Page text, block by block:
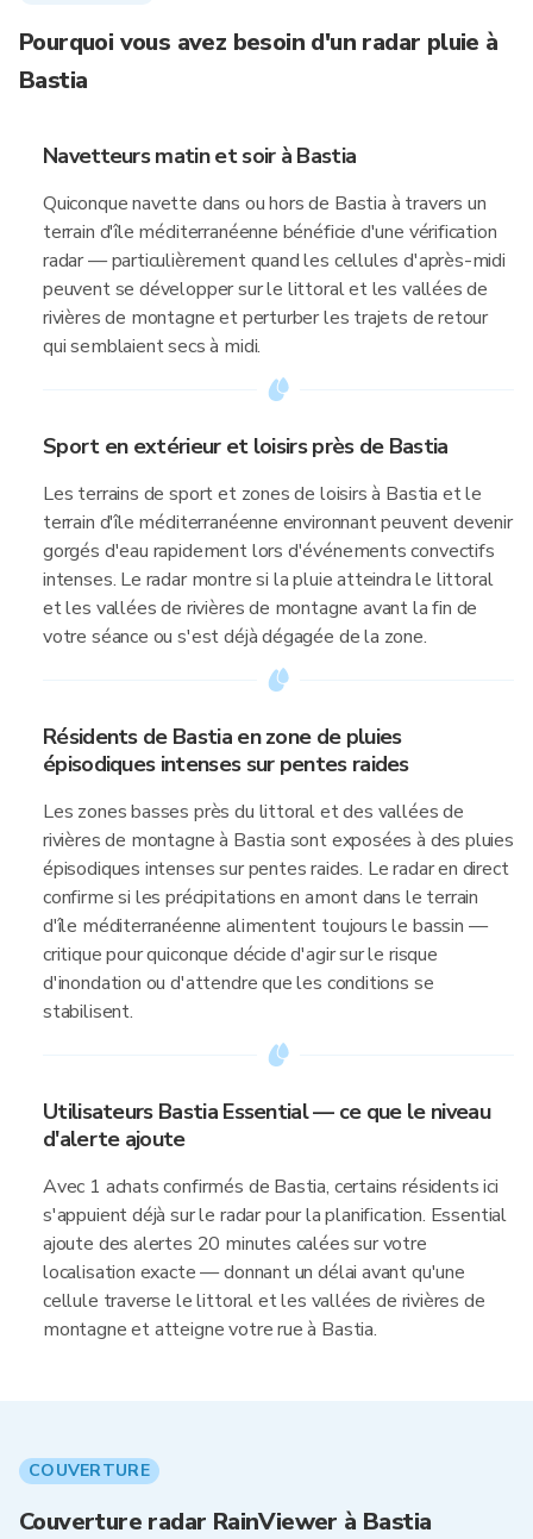
Pourquoi vous avez besoin d'un radar pluie à
Bastia
Navetteurs matin et soir à Bastia
Quiconque navette dans ou hors de Bastia à travers un
terrain d'île méditerranéenne bénéficie d'une vérification
radar — particulièrement quand les cellules d'après-midi
peuvent se développer sur le littoral et les vallées de
rivières de montagne et perturber les trajets de retour
qui semblaient secs à midi.
Sport en extérieur et loisirs près de Bastia
Les terrains de sport et zones de loisirs à Bastia et le
terrain d'île méditerranéenne environnant peuvent devenir
gorgés d'eau rapidement lors d'événements convectifs
intenses. Le radar montre si la pluie atteindra le littoral
et les vallées de rivières de montagne avant la fin de
votre séance ou s'est déjà dégagée de la zone.
Résidents de Bastia en zone de pluies
épisodiques intenses sur pentes raides
Les zones basses près du littoral et des vallées de
rivières de montagne à Bastia sont exposées à des pluies
épisodiques intenses sur pentes raides. Le radar en direct
confirme si les précipitations en amont dans le terrain
d'île méditerranéenne alimentent toujours le bassin —
critique pour quiconque décide d'agir sur le risque
d'inondation ou d'attendre que les conditions se
stabilisent.
Utilisateurs Bastia Essential — ce que le niveau
d'alerte ajoute
Avec 1 achats confirmés de Bastia, certains résidents ici
s'appuient déjà sur le radar pour la planification. Essential
ajoute des alertes 20 minutes calées sur votre
localisation exacte — donnant un délai avant qu'une
cellule traverse le littoral et les vallées de rivières de
montagne et atteigne votre rue à Bastia.
COUVERTURE
Couverture radar RainViewer à Bastia